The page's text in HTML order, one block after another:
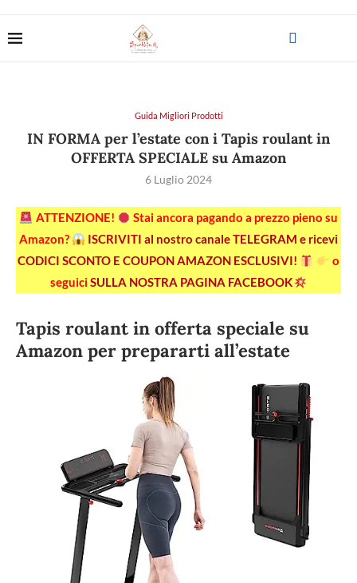
Guida Migliori Prodotti
IN FORMA per l’estate con i Tapis roulant in
OFFERTA SPECIALE su Amazon
6 Luglio 2024
ATTENZIONE!
Stai ancora pagando a prezzo pieno su
Amazon?
ISCRIVITI al nostro canale TELEGRAM e ricevi
CODICI SCONTO E COUPON AMAZON ESCLUSIVI!
o
seguiciSULLA NOSTRA PAGINA FACEBOOK
Tapis roulant in offerta speciale su
Amazon per prepararti all’estate